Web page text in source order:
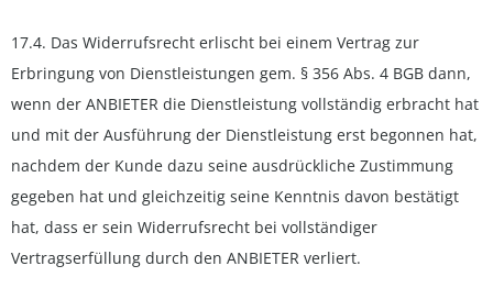
17.4. Das Widerrufsrecht erlischt bei einem Vertrag zur
Erbringung von Dienstleistungen gem. § 356 Abs. 4 BGB dann,
wenn der ANBIETER die Dienstleistung vollständig erbracht hat
und mit der Ausführung der Dienstleistung erst begonnen hat,
nachdem der Kunde dazu seine ausdrückliche Zustimmung
gegeben hat und gleichzeitig seine Kenntnis davon bestätigt
hat, dass er sein Widerrufsrecht bei vollständiger
Vertragserfüllung durch den ANBIETER verliert.